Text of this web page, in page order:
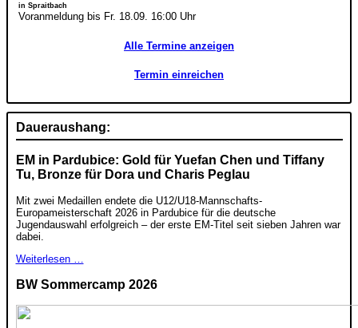
in Spraitbach
Voranmeldung bis Fr. 18.09. 16:00 Uhr
Alle Termine anzeigen
Termin einreichen
Daueraushang:
EM in Pardubice: Gold für Yuefan Chen und Tiffany
Tu, Bronze für Dora und Charis Peglau
Mit zwei Medaillen endete die U12/U18-Mannschafts-
Europameisterschaft 2026 in Pardubice für die deutsche
Jugendauswahl erfolgreich – der erste EM-Titel seit sieben Jahren war
dabei.
Weiterlesen …
BW Sommercamp 2026